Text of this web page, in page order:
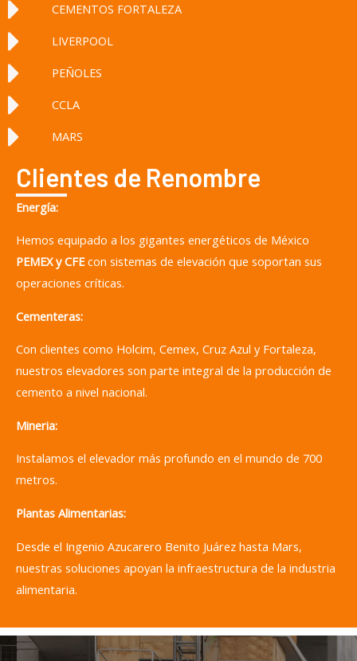
CEMENTOS FORTALEZA
LIVERPOOL
PEÑOLES
CCLA
MARS
Clientes de Renombre
Energía:
Hemos equipado a los gigantes energéticos de México
PEMEX y CFEcon sistemas de elevación que soportan sus
operaciones críticas.
Cementeras:
Con clientes como Holcim, Cemex, Cruz Azul y Fortaleza,
nuestros elevadores son parte integral de la producción de
cemento a nivel nacional.
Mineria:
Instalamos el elevador más profundo en el mundo de 700
metros.
Plantas Alimentarias:
Desde el Ingenio Azucarero Benito Juárez hasta Mars,
nuestras soluciones apoyan la infraestructura de la industria
alimentaria.